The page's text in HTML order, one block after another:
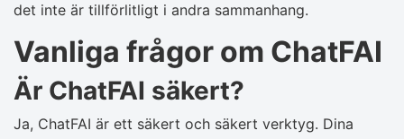
det inte är tillförlitligt i andra sammanhang.
Vanliga frågor om ChatFAI
Är ChatFAI säkert?
Ja, ChatFAI är ett säkert och säkert verktyg. Dina